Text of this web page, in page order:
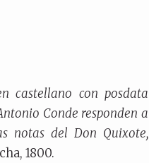
castellano con posdata
Conde responden a
notas del Don Quixote,
1800.